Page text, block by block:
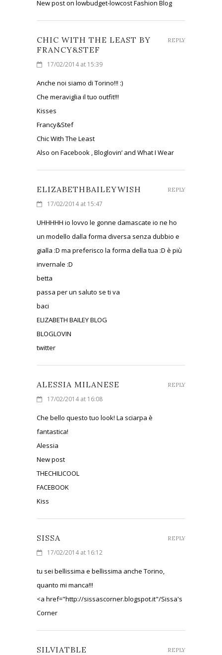
New post on lowbudget-lowcost Fashion Blog
CHIC WITH THE LEAST BY
FRANCY&STEF
17/02/2014 at 15:39
Anche noi siamo di Torino!!! :)
Che meraviglia il tuo outfit!!!
Kisses
Francy&Stef
Chic With The Least
Also on Facebook , Bloglovin’ and What I Wear
REPLY
ELIZABETHBAILEYWISH
17/02/2014 at 15:47
UHHHHH io lovvo le gonne damascate io ne ho
un modello dalla forma diversa senza dubbio e
gialla :D ma preferisco la forma della tua :D è più
invernale :D
betta
passa per un saluto se ti va
baci
ELIZABETH BAILEY BLOG
BLOGLOVIN
twitter
REPLY
ALESSIA MILANESE
17/02/2014 at 16:08
Che bello questo tuo look! La sciarpa è
fantastica!
Alessia
New post
THECHILICOOL
FACEBOOK
Kiss
REPLY
SISSA
17/02/2014 at 16:12
tu sei bellissima e bellissima anche Torino,
quanto mi manca!!!
<a href="http://sissascorner.blogspot.it"/Sissa's
Corner
REPLY
SILVIATBLE REPLY